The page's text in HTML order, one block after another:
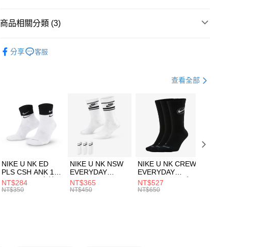
聯邦商業銀行
台新國際商業銀行
【關於「AFTEE先享後付」】
３．安心：先確認商品／服務後，再付款。
【「AFTEE先享後付」結帳流程】
１．於結帳方式選擇「AFTEE先享後付」後，將跳轉至「AFTEE先享後
付」結帳頁面，進行簡訊認證並確認金額後，即可完成結帳。
２．訂單成立數日內，您將收到繳費通知簡訊。
３．收到繳費通知簡訊後14天內，點擊此簡訊中的連結，可透過四大超商
／ATM／網路銀行／等多元方式進行付款，方視為交易完成。
※ 請注意：結帳手續完成當下不需立刻繳費，但若您需要取消訂單，請聯
絡購買商品的店家。未經商家同意取消之訂單仍視為有效，需透過AFTEE
先享後付繳納相關費用。
每筆NT$100，滿NT$1,500(含以上)免運費
每筆NT$100，滿NT$1,500(含以上)免運費
付款後門市自取
每筆NT$100，滿NT$1,500(含以上)免運費
商品相關分類 (3)
分享 客服
查看全部
NIKE U NK ED
PLS CSH ANK 1P
144 DBL 男 中統
襪 DH4058104
NT$284
NT$350
NIKE U NK NSW
EVERYDAY
ESSENTIAL CR
男女 短統襪
NT$365
NT$450
NIKE U NK CREW
EVERYDAY
BBALL 3PR 男女
長統襪
NT$527
NT$650